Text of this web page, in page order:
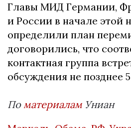
Главы МИД Германии,
и России в начале этой
определили план
договорились, что
контактная группа
обсуждения не позднее
ПоматериаламУниан